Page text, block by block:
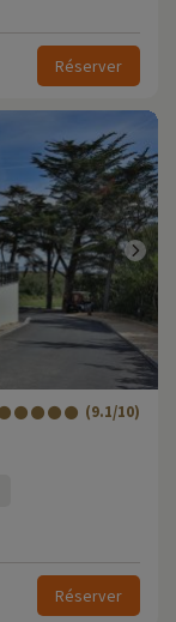
Réserver
(9.1/10)
Réserver